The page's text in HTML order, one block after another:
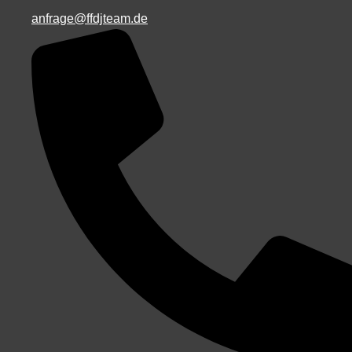
anfrage@ffdjteam.de